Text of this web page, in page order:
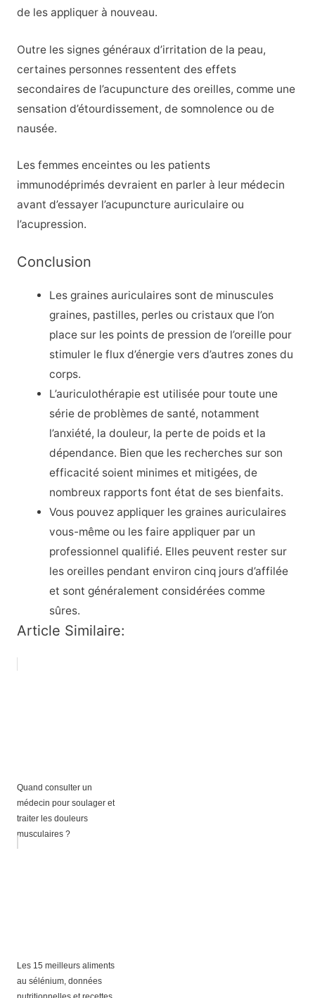
de les appliquer à nouveau.
Outre les signes généraux d’irritation de la peau,
certaines personnes ressentent des effets
secondaires de l’acupuncture des oreilles, comme une
sensation d’étourdissement, de somnolence ou de
nausée.
Les femmes enceintes ou les patients
immunodéprimés devraient en parler à leur médecin
avant d’essayer l’acupuncture auriculaire ou
l’acupression.
Conclusion
Les graines auriculaires sont de minuscules
graines, pastilles, perles ou cristaux que l’on
place sur les points de pression de l’oreille pour
stimuler le flux d’énergie vers d’autres zones du
corps.
L’auriculothérapie est utilisée pour toute une
série de problèmes de santé, notamment
l’anxiété, la douleur, la perte de poids et la
dépendance. Bien que les recherches sur son
efficacité soient minimes et mitigées, de
nombreux rapports font état de ses bienfaits.
Vous pouvez appliquer les graines auriculaires
vous-même ou les faire appliquer par un
professionnel qualifié. Elles peuvent rester sur
les oreilles pendant environ cinq jours d’affilée
et sont généralement considérées comme
sûres.
Article Similaire:
Quand consulter un
médecin pour soulager et
traiter les douleurs
musculaires ?
Les 15 meilleurs aliments
au sélénium, données